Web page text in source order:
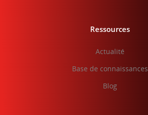
Ressources
Actualité
Base de connaissances
Blog